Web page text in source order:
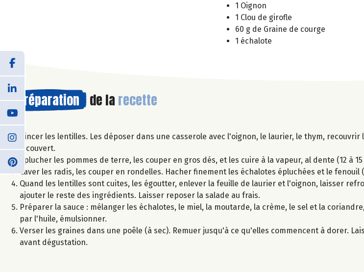
1 Oignon
1 Clou de girofle
60 g de Graine de courge
1 échalote
Préparation de la recette
Rincer les lentilles. Les déposer dans une casserole avec l'oignon, le laurier, le thym,
à couvert.
Éplucher les pommes de terre, les couper en gros dés, et les cuire à la vapeur, al dente (12 à
Laver les radis, les couper en rondelles. Hacher finement les échalotes épluchées et le fenouil
Quand les lentilles sont cuites, les égoutter, enlever la feuille de laurier et l'oignon, laisser
ajouter le reste des ingrédients. Laisser reposer la salade au frais.
Préparer la sauce : mélanger les échalotes, le miel, la moutarde, la crème, le sel et la
par l'huile, émulsionner.
Verser les graines dans une poêle (à sec). Remuer jusqu'à ce qu'elles commencent à dorer.
avant dégustation.